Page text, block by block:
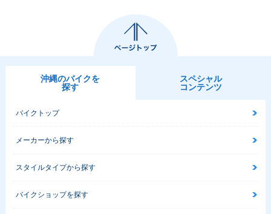
沖縄のバイクを
探す
スペシャル
コンテンツ
バイクトップ
メーカーから探す
スタイルタイプから探す
バイクショップを探す